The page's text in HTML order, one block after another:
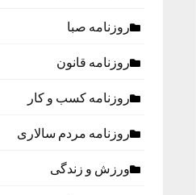
روزنامه صبا
روزنامه قانون
روزنامه كسب و كار
روزنامه مردم سالاری
ورزش و زندگی